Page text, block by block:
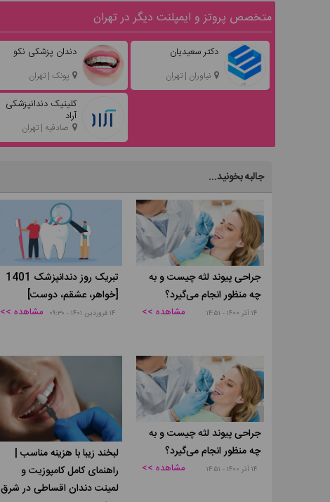
متخصص پروتز و ایمپلنت دیگر در تهران
دکتر سعیدیان
نیاوران | تهران
دندان پزشکی نکو
پونک | تهران
کلینیک دندانپزشکی
آراد
صادقیه | تهران
جالبه بخونید...
جراحی پیوند لثه چیست و به
چه منظور انجام می‌گیرد؟
۱۴ آذر ۱۴۰۰ - ۱۴:۵۱ مشاهده >>
تبریک روز دندانپزشک 1401
[خواهر، عشقم، دوست]
۱۴ فروردین ۱۴۰۱ - ۰۹:۳۰ مشاهده >>
جراحی پیوند لثه چیست و به
چه منظور انجام می‌گیرد؟
۱۴ آذر ۱۴۰۰ - ۱۴:۵۱ مشاهده >>
لبخند زیبا با هزینه مناسب |
راهنمای کامل کامپوزیت و
لمینت دندان اقساطی در شرق